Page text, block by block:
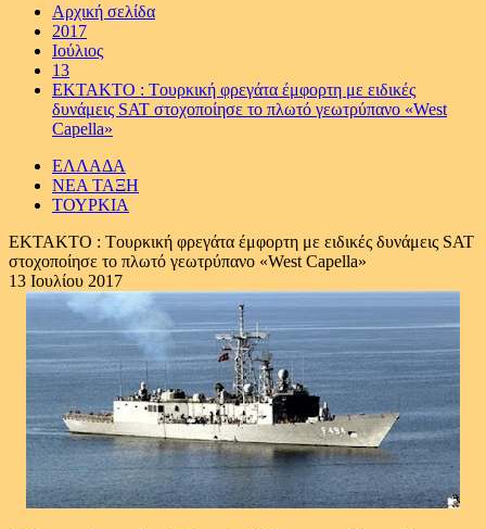
Αρχική σελίδα
2017
Ιούλιος
13
EKTAKTO : Tουρκική φρεγάτα έμφορτη με ειδικές
δυνάμεις SAT στοχοποίησε το πλωτό γεωτρύπανο «West
Capella»
ΕΛΛΑΔΑ
ΝΕΑ ΤΑΞΗ
ΤΟΥΡΚΙΑ
EKTAKTO : Tουρκική φρεγάτα έμφορτη με ειδικές δυνάμεις SAT
στοχοποίησε το πλωτό γεωτρύπανο «West Capella»
13 Ιουλίου 2017